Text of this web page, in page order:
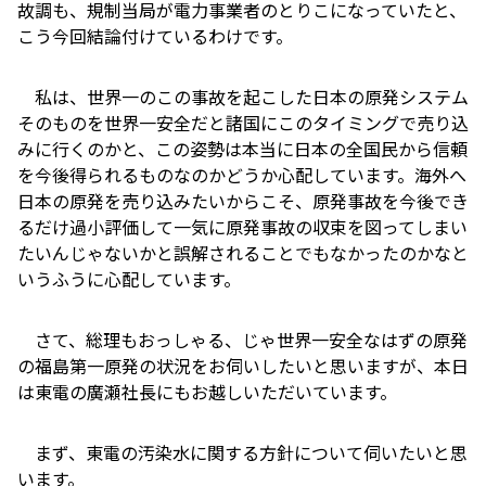
故調も、規制当局が電力事業者のとりこになっていたと、
こう今回結論付けているわけです。
私は、世界一のこの事故を起こした日本の原発システム
そのものを世界一安全だと諸国にこのタイミングで売り込
みに行くのかと、この姿勢は本当に日本の全国民から信頼
を今後得られるものなのかどうか心配しています。海外へ
日本の原発を売り込みたいからこそ、原発事故を今後でき
るだけ過小評価して一気に原発事故の収束を図ってしまい
たいんじゃないかと誤解されることでもなかったのかなと
いうふうに心配しています。
さて、総理もおっしゃる、じゃ世界一安全なはずの原発
の福島第一原発の状況をお伺いしたいと思いますが、本日
は東電の廣瀬社長にもお越しいただいています。
まず、東電の汚染水に関する方針について伺いたいと思
います。